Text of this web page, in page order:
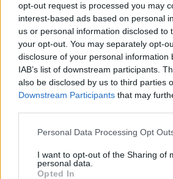
opt-out request is processed you may
interest-based ads based on personal
us or personal information disclosed to
your opt-out. You may separately opt-
disclosure of your personal information
IAB’s list of downstream participants.
also be disclosed by us to third parties
Downstream Participants that may
Personal Data Processing Opt
I want to opt-out of the Sharing of
personal data.
Opted In